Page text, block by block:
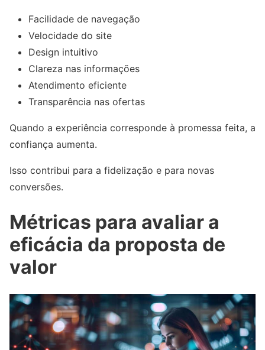
Facilidade de navegação
Velocidade do site
Design intuitivo
Clareza nas informações
Atendimento eficiente
Transparência nas ofertas
Quando a experiência corresponde à promessa feita, a
confiança aumenta.
Isso contribui para a fidelização e para novas
conversões.
Métricas para avaliar a
eficácia da proposta de
valor